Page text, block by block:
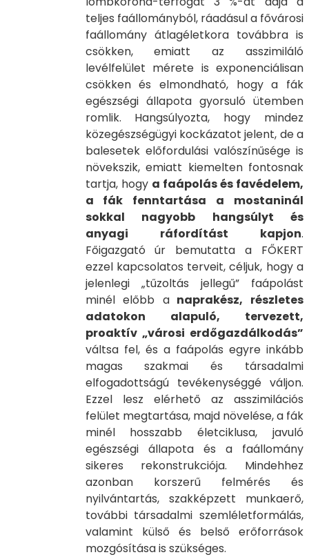
teljes faállományból, ráadásul a fővárosi
faállomány átlagéletkora továbbra is
csökken, emiatt az asszimiláló
levélfelület mérete is exponenciálisan
csökken és elmondható, hogy a fák
egészségi állapota gyorsuló ütemben
romlik. Hangsúlyozta, hogy mindez
közegészségügyi kockázatot jelent, de a
balesetek előfordulási valószínűsége is
növekszik, emiatt kiemelten fontosnak
tartja, hogy a faápolás és favédelem,
a fák fenntartása a mostaninál
sokkal nagyobb hangsúlyt és
anyagi ráfordítást kapjon.
Főigazgató úr bemutatta a FŐKERT
ezzel kapcsolatos terveit, céljuk, hogy a
jelenlegi „tűzoltás jellegű” faápolást
minél előbb anaprakész, részletes
adatokon alapuló, tervezett,
proaktív „városi erdőgazdálkodás”
váltsa fel, és a faápolás egyre inkább
magas szakmai és társadalmi
elfogadottságú tevékenységgé váljon.
Ezzel lesz elérhető az asszimilációs
felület megtartása, majd növelése, a fák
minél hosszabb életciklusa, javuló
egészségi állapota és a faállomány
sikeres rekonstrukciója. Mindehhez
azonban korszerű felmérés és
nyilvántartás, szakképzett munkaerő,
további társadalmi szemléletformálás,
valamint külső és belső erőforrások
mozgósítása is szükséges.